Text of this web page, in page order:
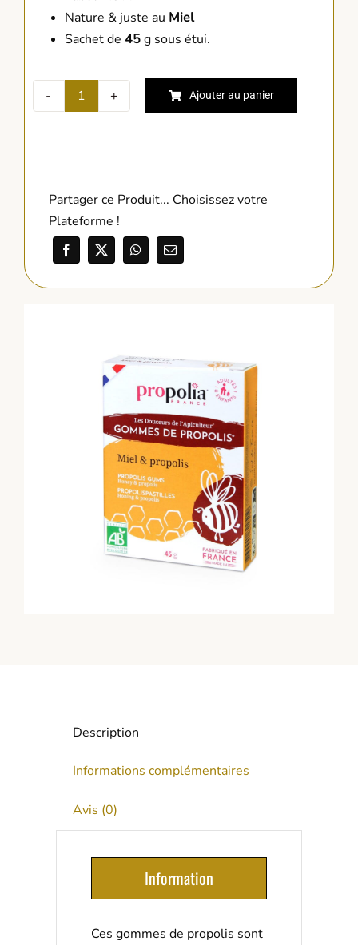
Nature & juste au Miel
Sachet de 45g sous étui.
quantité
PROPOLIS
BIO
Ajouter au panier
Partager ce Produit... Choisissez votre
Plateforme !
Description
Informations complémentaires
Avis (0)
Information
Ces gommes de propolis sont